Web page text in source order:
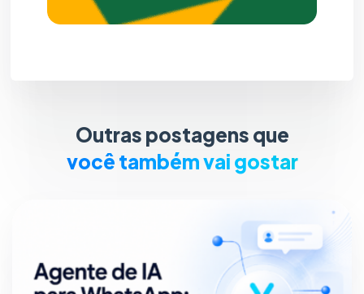
Outras postagens que
você também vai gostar